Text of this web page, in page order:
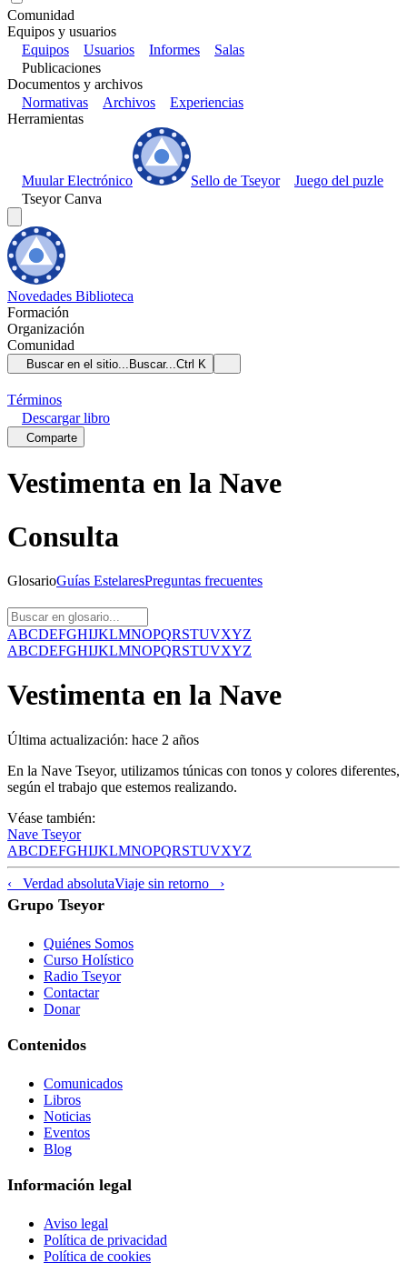
Comunidad
Equipos y usuarios
Equipos
Usuarios Informes
Salas
Publicaciones
Documentos y archivos
Normativas
Archivos
Experiencias
Herramientas
Muular Electrónico Sello de Tseyor
Juego del puzle
Tseyor Canva
Novedades Biblioteca
Formación
Organización
Comunidad
Buscar en el sitio... Buscar...Ctrl K
Términos
Descargarlibro
Comparte
Vestimenta en la Nave
Consulta
GlosarioGuías EstelaresPreguntas frecuentes
ABCDEFGHIJKLMNOPQRSTUVXYZ
ABCDEFGHIJKLMNOPQRSTUVXYZ
Vestimenta en la Nave
Última actualización: hace 2 años
En la Nave Tseyor, utilizamos túnicas con tonos y colores diferentes,
según el trabajo que estemos realizando.
Véase también:
Nave Tseyor
ABCDEFGHIJKLMNOPQRSTUVXYZ
‹ Verdad absolutaViaje sin retorno ›
Grupo Tseyor
Quiénes Somos
Curso Holístico
Radio Tseyor
Contactar
Donar
Contenidos
Comunicados
Libros
Noticias
Eventos
Blog
Información legal
Aviso legal
Política de privacidad
Política de cookies